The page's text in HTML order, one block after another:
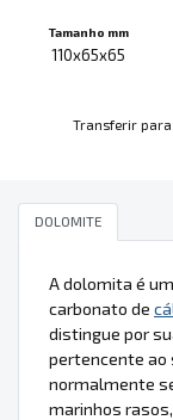
Tamanho mm
110x65x65
Transferir para
DOLOMITE
A dolomita é
carbonato de
distingue por
pertencente ao
normalmente
marinhos